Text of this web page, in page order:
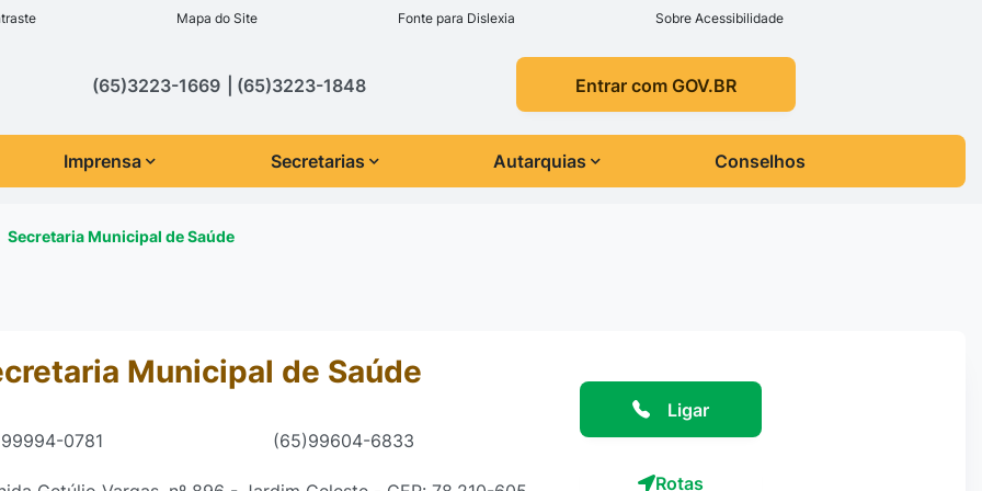
de acessibilidade
Mapa do Site Fonte para Dislexia Sobre Acessibilidade
(65)3223-1669 (65)3223-1848 Entrar com GOV.BR
Imprensa Secretarias Autarquias Conselhos
Secretaria Municipal de Saúde
Municipal de Saúde
0781 (65)99604-6833
Ligar
Rotas